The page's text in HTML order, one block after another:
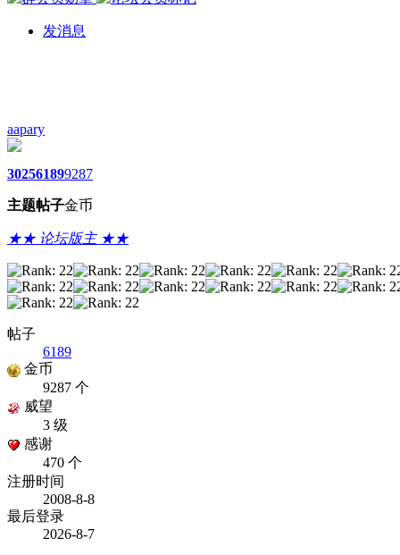
发消息
aapary
3025
主题
6189
帖子
9287
金币
★★ 论坛版主 ★★
帖子
6189
金币
9287 个
威望
3 级
感谢
470 个
注册时间
2008-8-8
最后登录
2026-8-7